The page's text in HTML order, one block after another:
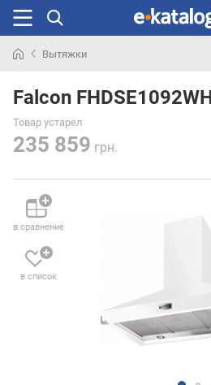
раньше
Вытяжки
Falcon
Товар устарел
235 859 грн.
в сравнение
в список